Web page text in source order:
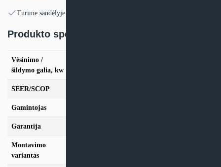
Turime sandėlyje
Produkto specifikacija:
Vėsinimo /
šildymo galia, kw
SEER/SCOP
Gamintojas
Garantija
Montavimo
variantas